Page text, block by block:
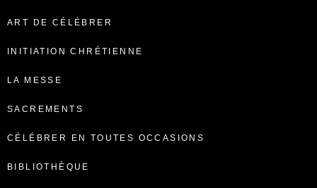
ART DE CÉLÉBRER
INITIATION CHRÉTIENNE
LA MESSE
SACREMENTS
CÉLÉBRER EN TOUTES OCCASIONS
BIBLIOTHÈQUE